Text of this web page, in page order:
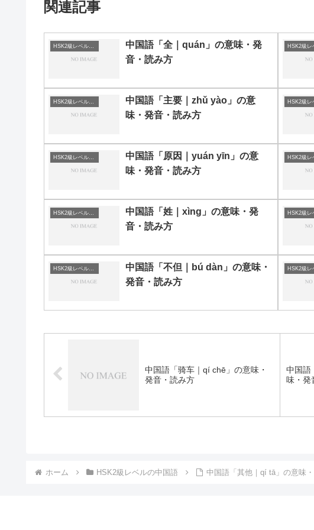
関連記事
中国語「全｜quán」の意味・発
音・読み方
中国語「主要｜zhǔ yào」の意
味・発音・読み方
中国語「原因｜yuán yīn」の意
味・発音・読み方
中国語「姓｜xìng」の意味・発
音・読み方
中国語「不但｜bú dàn」の意味・
発音・読み方
中国語「骑车｜qí chē」の意味・
発音・読み方
中国語
味・発
ホーム HSK2級レベルの中国語 中国語「其他｜qí tā」の意味